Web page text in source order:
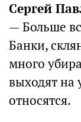
Сергей
— Больше
Банки,
много
выходят на
относятся.